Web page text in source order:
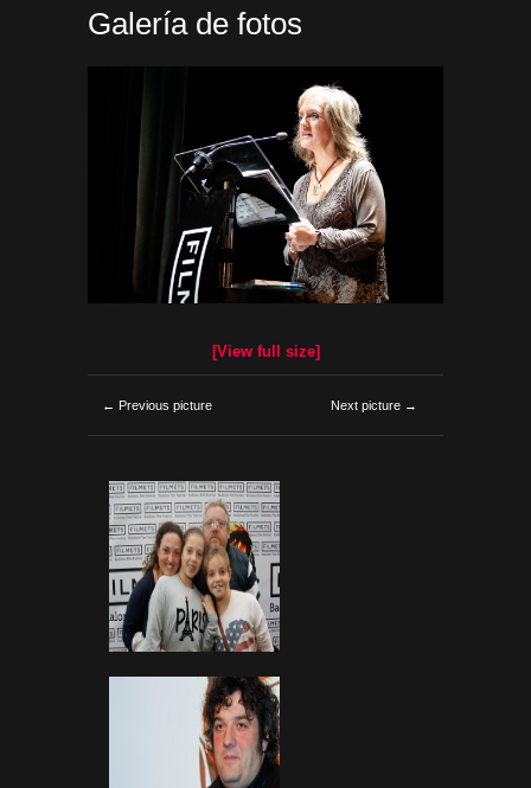
Galería de fotos
[View full size]
← Previous picture Next picture →